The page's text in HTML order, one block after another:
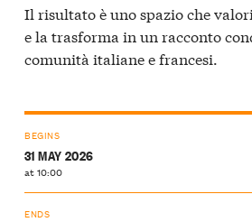
Il risultato è uno spazio che
e la trasforma in un racconto
comunità italiane e francesi.
BEGINS
31 MAY 2026
at 10:00
ENDS